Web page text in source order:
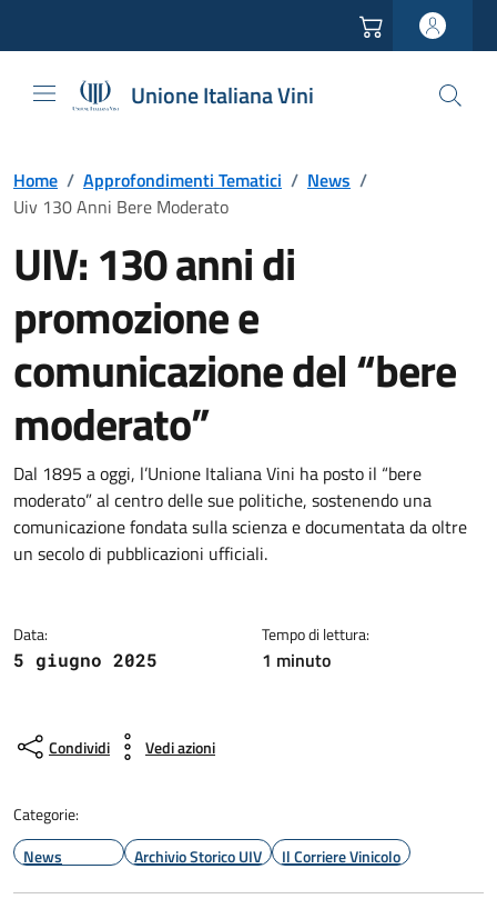
Unione Italiana Vini
Home / Approfondimenti Tematici / News /
Uiv 130 Anni Bere Moderato
UIV: 130 anni di
promozione e
comunicazione del “bere
moderato”
Dal 1895 a oggi, l’Unione Italiana Vini ha posto il “bere
moderato” al centro delle sue politiche, sostenendo una
comunicazione fondata sulla scienza e documentata da oltre
un secolo di pubblicazioni ufficiali.
Data:
5 giugno 2025
Tempo di lettura:
1 minuto
Condividi Vedi azioni
Categorie:
News
Archivio Storico UIV Il Corriere Vinicolo